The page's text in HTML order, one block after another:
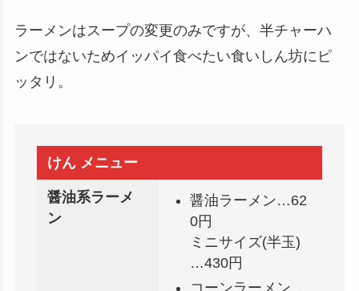
ラーメンはスープの変更のみですが、半チャーハ
ンではないためイッパイ食べたい食いしん坊にピ
ッタリ。
けん メニュー
醤油系ラーメ
ン
醤油ラーメン…62
0円
ミニサイズ(半玉)
…430円
コーンラーメン…